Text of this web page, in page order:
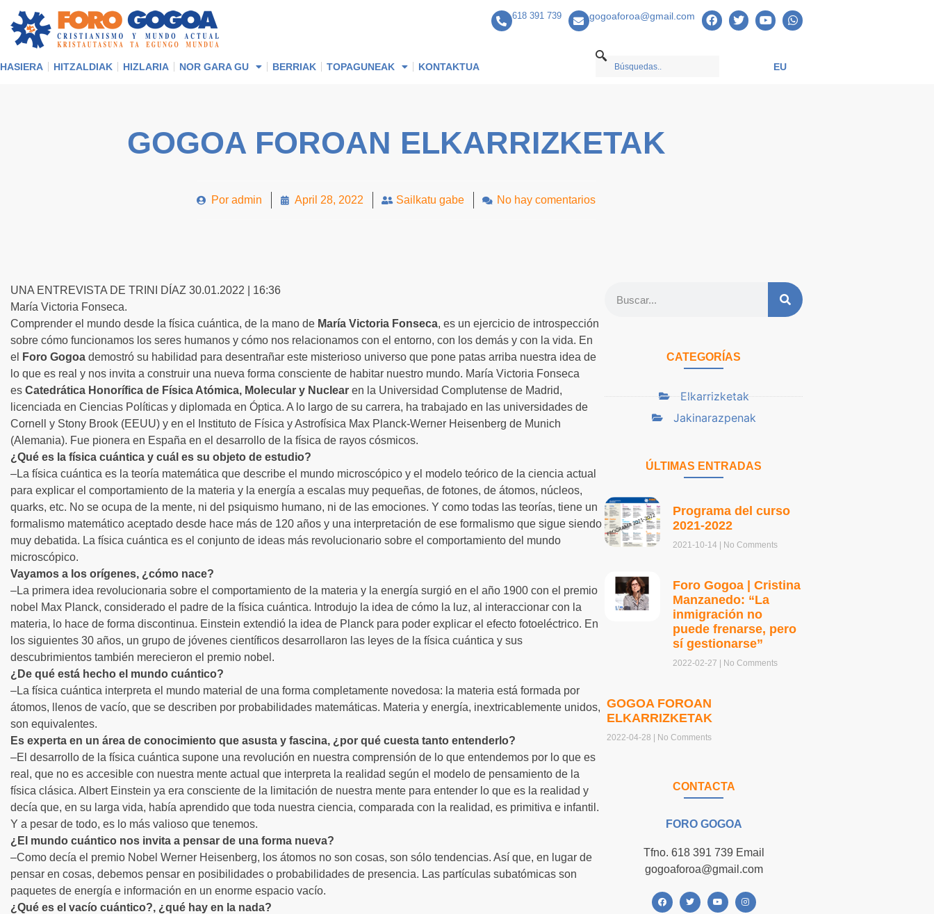
618 391 739 gogoaforoa@gmail.com
HASIERA HITZALDIAK HIZLARIA NOR GARA GU BERRIAK TOPAGUNEAK KONTAKTUA EU
GOGOA FOROAN ELKARRIZKETAK
Por admin April 28, 2022 Sailkatu gabe No hay comentarios
UNA ENTREVISTA DE TRINI DÍAZ 30.01.2022 | 16:36
María Victoria Fonseca.
Comprender el mundo desde la física cuántica, de la mano de María Victoria Fonseca, es un ejercicio de introspección
sobre cómo funcionamos los seres humanos y cómo nos relacionamos con el entorno, con los demás y con la vida. En
el
Foro Gogoa demostró su habilidad para desentrañar este misterioso universo que pone patas arriba nuestra idea de
lo que es real y nos invita a construir una nueva forma consciente de habitar nuestro mundo. María Victoria Fonseca
es Catedrática Honorífica de Física Atómica, Molecular y Nuclear en la Universidad Complutense de Madrid,
licenciada en Ciencias Políticas y diplomada en Óptica. A lo largo de su carrera, ha trabajado en las universidades de
Cornell y Stony Brook (EEUU) y en el Instituto de Física y Astrofísica Max Planck-Werner Heisenberg de Munich
(Alemania). Fue pionera en España en el desarrollo de la física de rayos cósmicos.
¿Qué es la física cuántica y cuál es su objeto de estudio?
–La física cuántica es la teoría matemática que describe el mundo microscópico y el modelo teórico de la ciencia actual
para explicar el comportamiento de la materia y la energía a escalas muy pequeñas, de fotones, de átomos, núcleos,
quarks, etc. No se ocupa de la mente, ni del psiquismo humano, ni de las emociones. Y como todas las teorías, tiene un
formalismo matemático aceptado desde hace más de 120 años y una interpretación de ese formalismo que sigue siendo
muy debatida. La física cuántica es el conjunto de ideas más revolucionario sobre el comportamiento del mundo
microscópico.
Vayamos a los orígenes, ¿cómo nace?
–La primera idea revolucionaria sobre el comportamiento de la materia y la energía surgió en el año 1900 con el premio
nobel Max Planck, considerado el padre de la física cuántica. Introdujo la idea de cómo la luz, al interaccionar con la
materia, lo hace de forma discontinua. Einstein extendió la idea de Planck para poder explicar el efecto fotoeléctrico. En
los siguientes 30 años, un grupo de jóvenes científicos desarrollaron las leyes de la física cuántica y sus
descubrimientos también merecieron el premio nobel.
¿De qué está hecho el mundo cuántico?
–La física cuántica interpreta el mundo material de una forma completamente novedosa: la materia está formada por
átomos, llenos de vacío, que se describen por probabilidades matemáticas. Materia y energía, inextricablemente unidos,
son equivalentes.
Es experta en un área de conocimiento que asusta y fascina, ¿por qué cuesta tanto entenderlo?
–El desarrollo de la física cuántica supone una revolución en nuestra comprensión de lo que entendemos por lo que es
real, que no es accesible con nuestra mente actual que interpreta la realidad según el modelo de pensamiento de la
física clásica. Albert Einstein ya era consciente de la limitación de nuestra mente para entender lo que es la realidad y
decía que, en su larga vida, había aprendido que toda nuestra ciencia, comparada con la realidad, es primitiva e infantil.
Y a pesar de todo, es lo más valioso que tenemos.
¿El mundo cuántico nos invita a pensar de una forma nueva?
–Como decía el premio Nobel Werner Heisenberg, los átomos no son cosas, son sólo tendencias. Así que, en lugar de
pensar en cosas, debemos pensar en posibilidades o probabilidades de presencia. Las partículas subatómicas son
paquetes de energía e información en un enorme espacio vacío.
¿Qué es el vacío cuántico?, ¿qué hay en la nada?
CATEGORÍAS
Elkarrizketak
Jakinarazpenak
ÚLTIMAS ENTRADAS
Programa del curso
2021-2022
2021-10-14 No Comments
Foro Gogoa | Cristina
Manzanedo: “La
inmigración no
puede frenarse, pero
sí gestionarse”
2022-02-27 No Comments
GOGOA FOROAN
ELKARRIZKETAK
2022-04-28 No Comments
CONTACTA
FORO GOGOA
Tfno. 618 391 739 Email
gogoaforoa@gmail.com